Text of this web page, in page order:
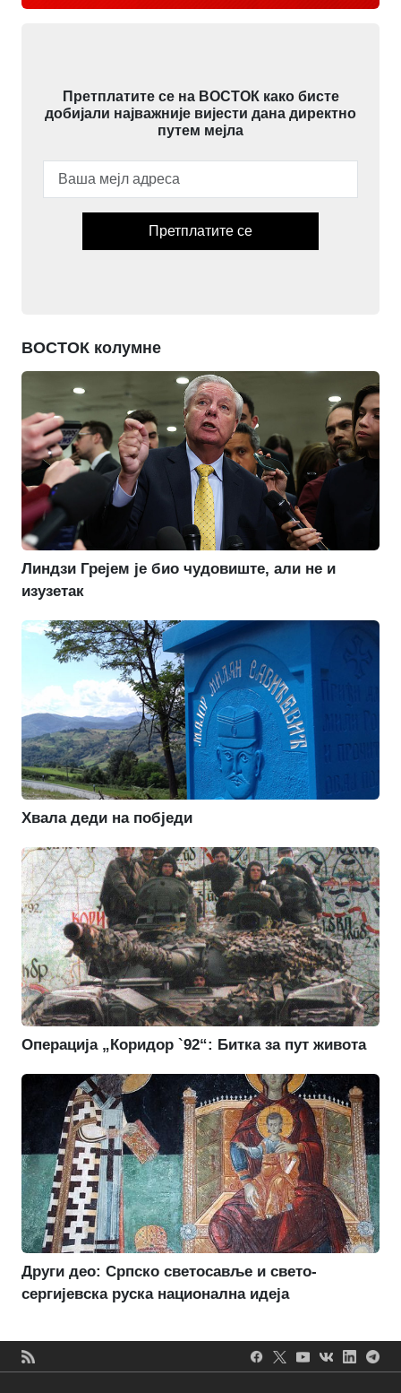
Претплатите се на ВОСТОК како бисте
добијали најважније вијести дана директно
путем мејла
Претплатите се
ВОСТОК колумне
Линдзи Грејем је био чудовиште, али не и
изузетак
Хвала деди на побједи
Операција „Коридор `92“: Битка за пут живота
Други део: Српско светосавље и свето-
сергијевска руска национална идеја